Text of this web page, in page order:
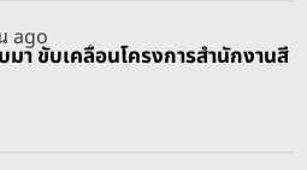
m
e
g
e
ago
า ขับเคลื่อนโครงการสำนักงานสี